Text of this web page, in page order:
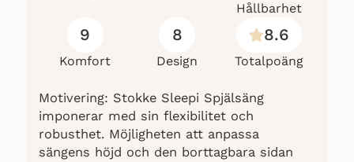
Hållbarhet
9
Komfort
8
Design
8.6
Totalpoäng
Motivering: Stokke Sleepi Spjälsäng
imponerar med sin flexibilitet och
robusthet. Möjligheten att anpassa
sängens höjd och den borttagbara sidan